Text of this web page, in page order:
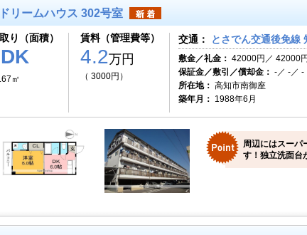
リームハウス 302号室
り（面積）
㎡
賃料（管理費等）
4.2万円
（ 3000円）
交通： とさでん交通後免線
敷金／礼金： 42000円／ 42000円
保証金／敷引／償却金： -／ -／ -
所在地： 高知市南御座
築年月： 1988年6月
周辺にはスーパ
す！独立洗面台